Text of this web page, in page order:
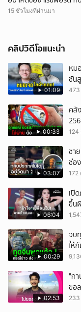
15 ชั่วโมงที่ผ่านมา
คลิปวิดีโอแนะนำ
01:09
หม
ชัน
473
00:33
คลั
124
03:07
ชา
ช่อ
172
06:04
เปิ
ขึ้น
ชัด!
00:29
จบ
ให้
02:53
"ก
ขอ
233